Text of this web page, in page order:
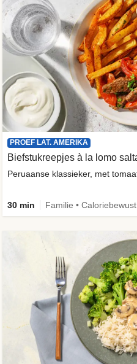
PROEF LAT. AMERIKA
Biefstukreepjes à la lomo
Peruaanse klassieker, met
30 min Familie •